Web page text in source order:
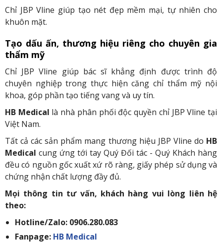
Chỉ JBP Vline giúp tạo nét đẹp mềm mại, tự nhiên cho
khuôn mặt.
Tạo dấu ấn, thương hiệu riêng cho chuyên gia
thẩm mỹ
Chỉ JBP Vline giúp bác sĩ khẳng định được trình độ
chuyên nghiệp trong thực hiện căng chỉ thẩm mỹ nội
khoa, góp phần tạo tiếng vang và uy tín.
HB Medical là nhà phân phối độc quyền chỉ JBP Vline tại
Việt Nam.
Tất cả các sản phẩm mang thương hiệu JBP Vline do HB
Medical cung ứng tới tay Quý Đối tác - Quý Khách hàng
đều có nguồn gốc xuất xứ rõ ràng, giấy phép sử dụng và
chứng nhận chất lượng đầy đủ.
Mọi thông tin tư vấn, khách hàng vui lòng liên hệ
theo:
Hotline/Zalo: 0906.280.083
Fanpage: HB Medical